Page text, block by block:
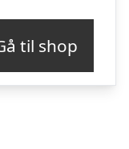
til shop